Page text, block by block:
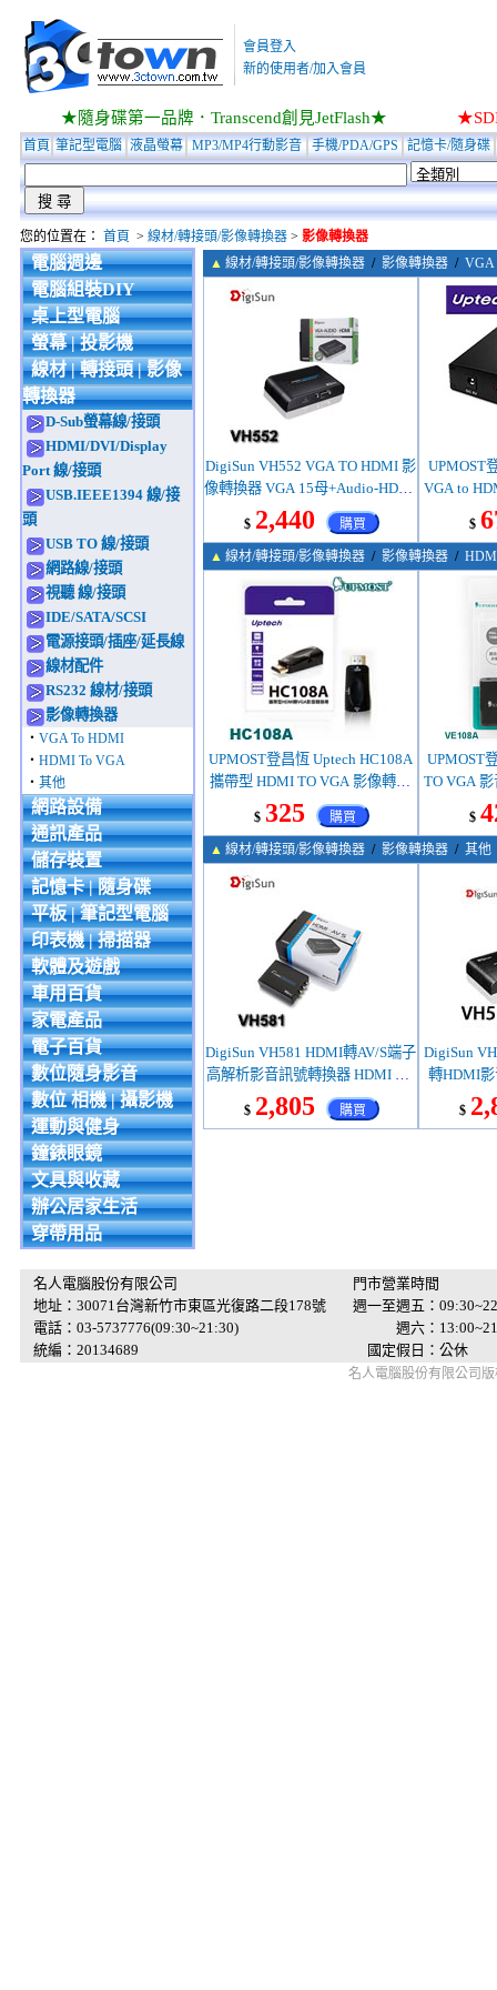
會員登入
新的使用者/加入會員
★隨身碟第一品牌．Transcend創見JetFlash★
首頁 筆記型電腦 液晶螢幕 MP3/MP4行動影音 手機/PDA/GPS 記憶卡/隨身碟
您的位置在： 首頁 > 線材/轉接頭/影像轉換器> 影像轉換器
電腦週邊
電腦組裝DIY
桌上型電腦
螢幕 | 投影機
線材 | 轉接頭 | 影像
轉換器
D-Sub螢幕線/接頭
HDMI/DVI/Display
Port 線/接頭
USB.IEEE1394 線/接
頭
USB TO 線/接頭
網路線/接頭
視聽 線/接頭
IDE/SATA/SCSI
電源接頭/插座/延長線
線材配件
RS232 線材/接頭
影像轉換器
‧ VGA To HDMI
‧ HDMI To VGA
‧ 其他
網路設備
通訊產品
儲存裝置
記憶卡 | 隨身碟
平板 | 筆記型電腦
印表機 | 掃描器
軟體及遊戲
車用百貨
家電產品
電子百貨
數位隨身影音
數位 相機 | 攝影機
運動與健身
鐘錶眼鏡
文具與收藏
辦公居家生活
穿帶用品
▲ 線材/轉接頭/影像轉換器 / 影像轉換器 / VGA
DigiSun VH552 VGA TO HDMI 影
像轉換器 VGA 15母+Audio-HDMI
A母
$ 2,440 購買
UPMOST
VGA to
$
▲ 線材/轉接頭/影像轉換器 / 影像轉換器 /
UPMOST登昌恆 Uptech HC108A
攜帶型 HDMI TO VGA 影像轉換
器 HDMI A公-VGA 15母+Audio
$ 325 購買
UPMOST
TO VGA
VGA 15母
$
▲ 線材/轉接頭/影像轉換器 / 影像轉換器 / 其他
DigiSun VH581 HDMI轉AV/S端子
高解析影音訊號轉換器 HDMI TO
AV+S-Video
$ 2,805 購買
DigiSun
轉HDMI影
$
名人電腦股份有限公司
地址：30071台灣新竹市東區光復路二段178號
電話：03-5737776(09:30~21:30)
統編：20134689
門市營業時間
週一至週五：
週六：
國定假日：公休
名人電腦股份有限公司版